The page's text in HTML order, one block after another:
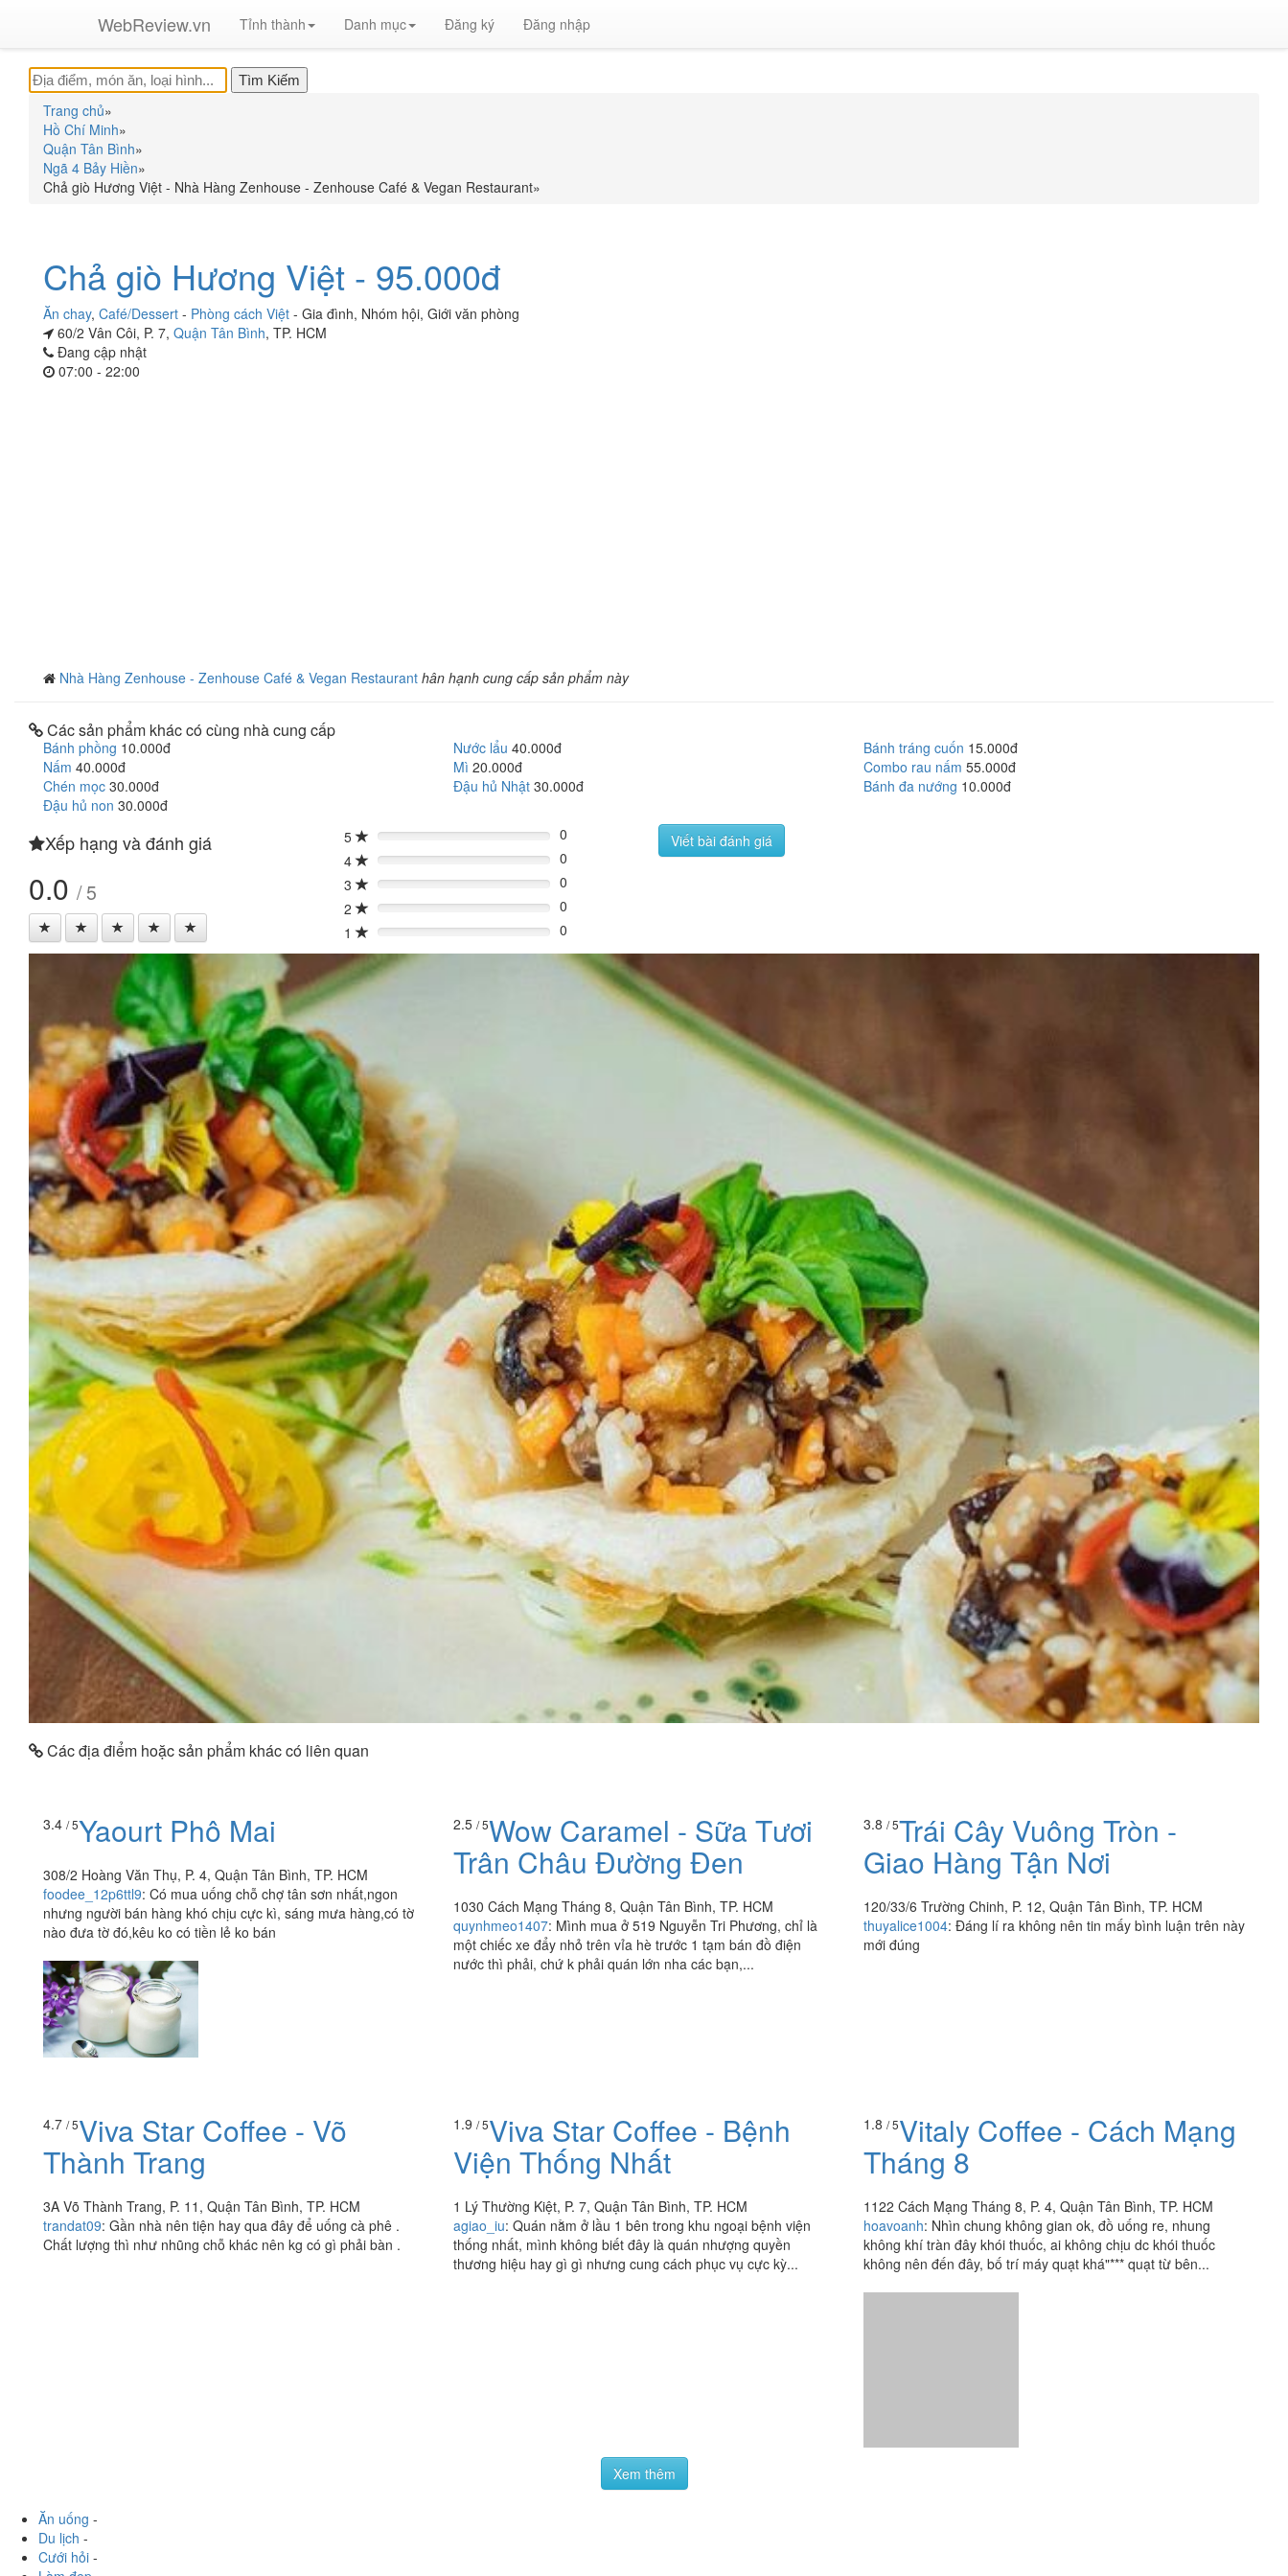
WebReview.vn Tỉnh thành Danh mục Đăng ký Đăng nhập
Trang chủ»
Hồ Chí Minh»
Quận Tân Bình»
Ngã 4 Bảy Hiền»
Chả giò Hương Việt - Nhà Hàng Zenhouse - Zenhouse Café & Vegan Restaurant»
Chả giò Hương Việt - 95.000đ
Ăn chay, Café/Dessert - Phòng cách Việt - Gia đình, Nhóm hội, Giới văn phòng
60/2 Vân Côi, P. 7, Quận Tân Bình, TP. HCM
Đang cập nhật
07:00 - 22:00
Nhà Hàng Zenhouse - Zenhouse Café & Vegan Restaurant hân hạnh cung cấp sản phẩm này
Các sản phẩm khác có cùng nhà cung cấp
Bánh phồng 10.000đ Nước lẩu 40.000đ Bánh tráng cuốn 15.000đ
Nấm 40.000đ Mì 20.000đ Combo rau nấm 55.000đ
Chén mọc 30.000đ Đậu hủ Nhật 30.000đ Bánh đa nướng 10.000đ
Đậu hủ non 30.000đ
Xếp hạng và đánh giá
0.0 / 5
5 0%
0
4
0%
0
3
0%
0
2
0%
0
1
0% 0
Viết bài đánh giá
Các địa điểm hoặc sản phẩm khác có liên quan
3.4 / 5Yaourt Phô Mai
308/2 Hoàng Văn Thụ, P. 4, Quận Tân Bình, TP. HCM
foodee_12p6ttl9: Có mua uống chỗ chợ tân sơn nhất,ngon
nhưng người bán hàng khó chịu cực kì, sáng mưa hàng,có tờ
nào đưa tờ đó,kêu ko có tiền lẻ ko bán
2.5 / 5Wow Caramel - Sữa Tươi
Trân Châu Đường Đen
1030 Cách Mạng Tháng 8, Quận Tân Bình, TP. HCM
quynhmeo1407: Mình mua ở 519 Nguyễn Tri Phương, chỉ là
một chiếc xe đẩy nhỏ trên vỉa hè trước 1 tạm bán đồ điện
nước thì phải, chứ k phải quán lớn nha các bạn,...
3.8 / 5Trái Cây Vuông Tròn -
Giao Hàng Tận Nơi
120/33/6 Trường Chinh, P. 12, Quận Tân Bình, TP. HCM
thuyalice1004: Đáng lí ra không nên tin mấy bình luận trên này
mới đúng
Viva Star Coffee - Võ
Thành Trang
3A Võ Thành Trang, P. 11, Quận Tân Bình, TP. HCM
trandat09: Gần nhà nên tiện hay qua đây để uống cà phê .
Viva Star Coffee - Bệnh
Viện Thống Nhất
1 Lý Thường Kiệt, P. 7, Quận Tân Bình, TP. HCM
agiao_iu:Quán nằm ở lầu 1 bên trong khu ngoại bệnh viện
thống nhất, mình không biết đây là quán nhượng quyền
Vitaly Coffee - Cách Mạng
Tháng 8
1122 Cách Mạng Tháng 8, P. 4, Quận Tân Bình, TP. HCM
hoavoanh :Nhìn chung không gian ok, đồ uống re, nhung
không khí tràn đây khói thuốc, ai không chịu dc khói thuốc
Làm đẹp
Vui chơi-
Mua sắm
Giáo dục